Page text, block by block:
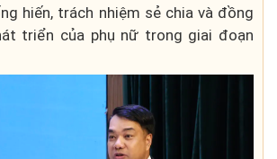
hiến, trách nhiệm sẻ chia và đồng
triển của phụ nữ trong giai đoạn